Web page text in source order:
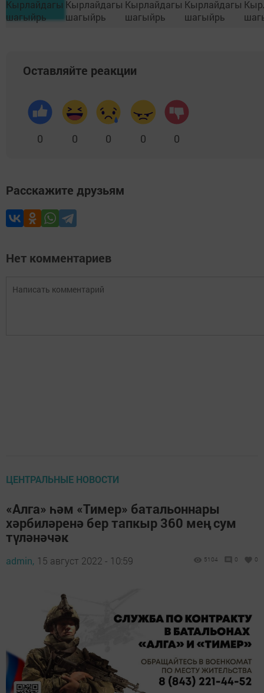
Оставляйте реакции
0 0 0 0 0
Расскажите друзьям
Нет комментариев
ЦЕНТРАЛЬНЫЕ НОВОСТИ
«Алга» һәм «Тимер» батальоннары
хәрбиләренә бер тапкыр 360 мең сум
түләнәчәк
admin, 15 август 2022 - 10:59 5104 0 0